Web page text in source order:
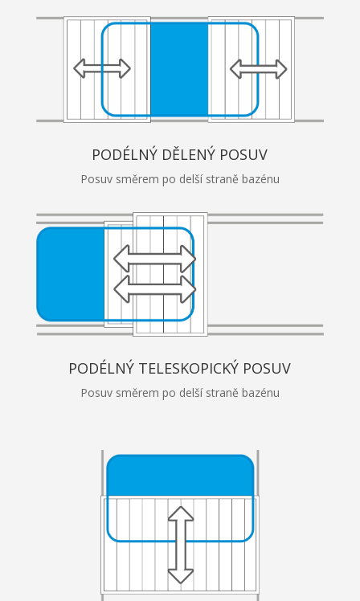
PODÉLNÝ DĚLENÝ POSUV
Posuv směrem po delší straně bazénu
PODÉLNÝ TELESKOPICKÝ POSUV
Posuv směrem po delší straně bazénu